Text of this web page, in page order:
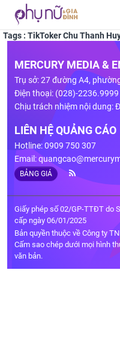
Tags : TikToker Chu Thanh
MERCURY MEDIA &
Trụ sở: 27 đường A4,
Điện thoại: (028)-
Chịu trách nhiệm nội dung:
LIÊN HỆ QUẢNG CÁO
Hotline: 0909 750 307
Email:
BẢNG GIÁ
Giấy phép số 02/GP-TTĐT do
cấp ngày 06/01/2025
Bản quyền thuộc về Công ty
Cấm sao chép dưới mọi hình
văn bản.